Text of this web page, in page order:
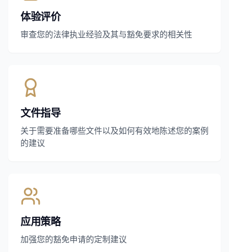
体验评价
审查您的法律执业经验及其与豁免要求的相关性
文件指导
关于需要准备哪些文件以及如何有效地陈述您的案例
的建议
应用策略
加强您的豁免申请的定制建议